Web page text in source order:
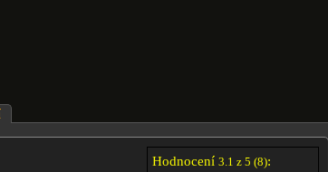
Hodnocení 3.1 z 5 (8):